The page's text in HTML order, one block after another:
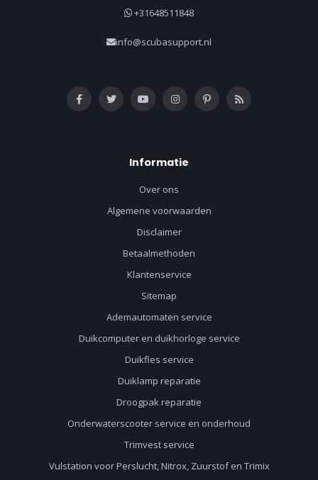
+31648511848
info@scubasupport.nl
Informatie
Over ons
Algemene voorwaarden
Disclaimer
Betaalmethoden
Klantenservice
Sitemap
Ademautomaten service
Duikcomputer en duikhorloge service
Duikfles service
Duiklamp reparatie
Droogpak reparatie
Onderwaterscooter service en onderhoud
Trimvest service
Vulstation voor Perslucht, Nitrox, Zuurstof en Trimix